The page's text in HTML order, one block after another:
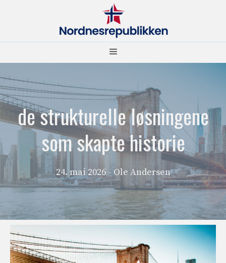
Meny
de strukturelle løsningene
som skapte historie
24. mai 2026 - Ole Andersen